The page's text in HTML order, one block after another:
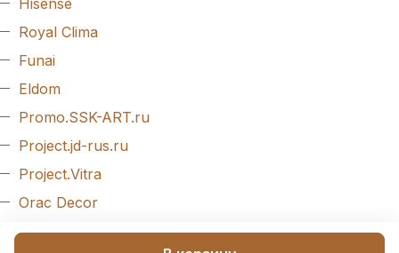
Hisense
Royal Clima
Funai
Eldom
Promo.SSK-ART.ru
Project.jd-rus.ru
Project.Vitra
Orac Decor
Evroplast